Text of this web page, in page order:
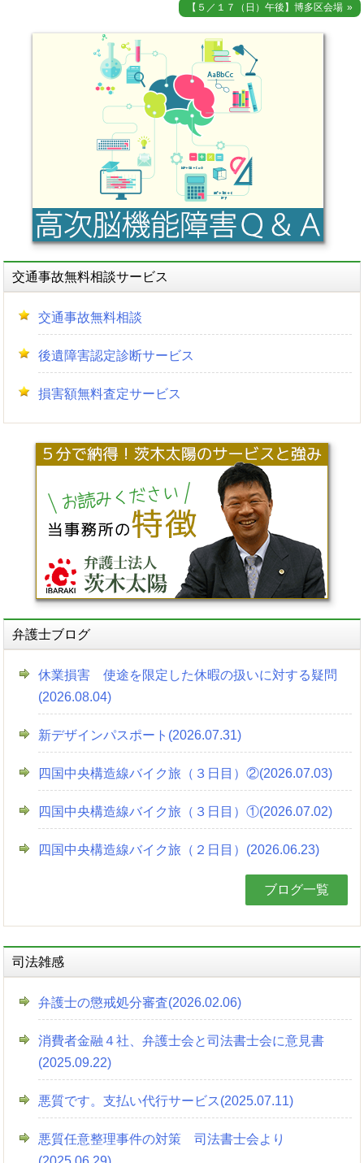
【５／１７（日）午後】博多区会場
交通事故無料相談サービス
交通事故無料相談
後遺障害認定診断サービス
損害額無料査定サービス
弁護士ブログ
休業損害 使途を限定した休暇の扱いに対する疑問
(2026.08.04)
新デザインパスポート(2026.07.31)
四国中央構造線バイク旅（３日目）②(2026.07.03)
四国中央構造線バイク旅（３日目）①(2026.07.02)
四国中央構造線バイク旅（２日目）(2026.06.23)
ブログ一覧
司法雑感
弁護士の懲戒処分審査(2026.02.06)
消費者金融４社、弁護士会と司法書士会に意見書
(2025.09.22)
悪質です。支払い代行サービス(2025.07.11)
悪質任意整理事件の対策 司法書士会より